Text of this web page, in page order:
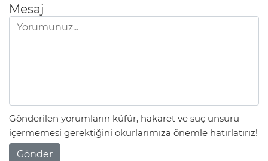
Mesaj
Gönderilen yorumların küfür, hakaret ve suç unsuru
içermemesi gerektiğini okurlarımıza önemle hatırlatırız!
Gönder